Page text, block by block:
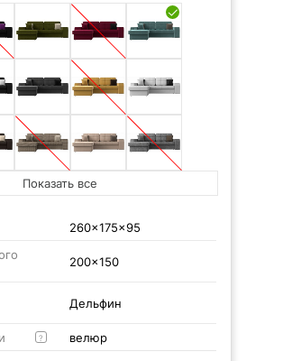
Показать все
260x175x95
200x150
Дельфин
? велюр